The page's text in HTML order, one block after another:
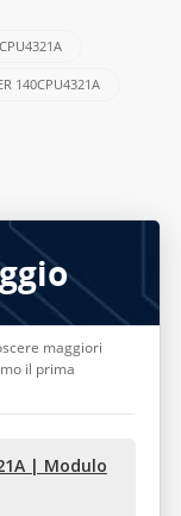
140CPU4321A
maggiori
il prima
| Modulo